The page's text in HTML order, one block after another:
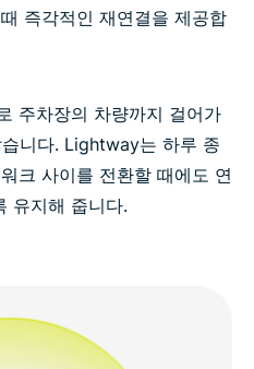
즉각적인 재연결을 제공합
주차장의 차량까지 걸어가
니다. Lightway는 하루 종
크 사이를 전환할 때에도 연
유지해 줍니다.